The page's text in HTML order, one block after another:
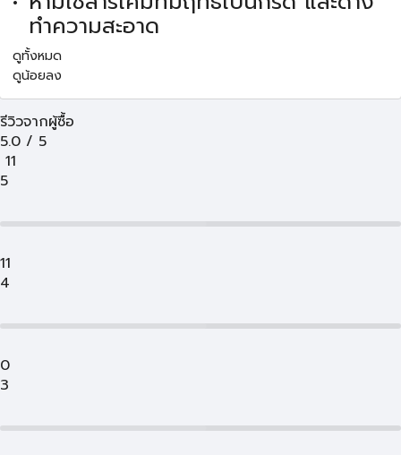
ทำความสะอาด
ดูทั้งหมด
ดูน้อยลง
รีวิวจากผู้ซื้อ
5.0 / 5
11
5
11
4
0
3